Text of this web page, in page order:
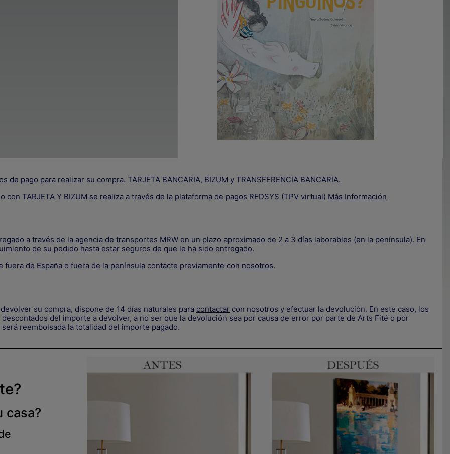
de pago para realizar su compra. TARJETA BANCARIA, BIZUM y TRANSFERENCIA BANCARIA.
con TARJETA Y BIZUM se realiza a través de la plataforma de pagos REDSYS (TPV virtual) Más Información
a través de la agencia de transportes MRW en un plazo aproximado de 2 a 3 días laborables (en la península). En
de su pedido hasta estar seguros de que le ha sido entregado.
fuera de España o fuera de la península contacte previamente con nosotros.
su compra, dispone de 14 días naturales para contactar con nosotros y efectuar la devolución. En este caso, los
del importe a devolver, a no ser que la devolución sea por causa de error por parte de Arts Fité o por
reembolsada la totalidad del importe pagado.
casa?